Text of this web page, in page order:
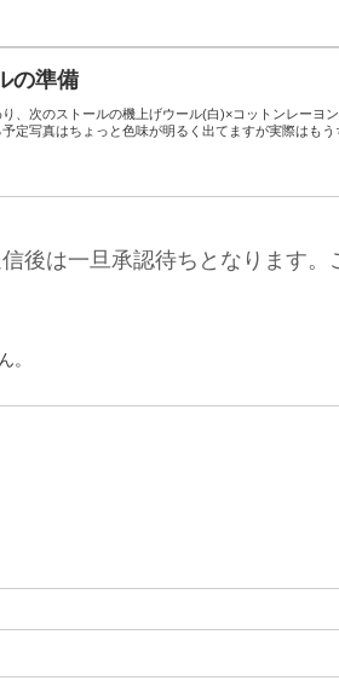
の準備
、次のストールの機上げウール(白)×コットンレーヨ
定写真はちょっと色味が明るく出てますが実際はも
後は一旦承認待ちとなります。
。